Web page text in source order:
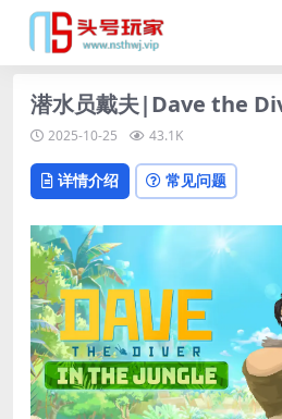
潜水员戴夫|Dave the
2025-10-25 43.1K
详情介绍 常见问题